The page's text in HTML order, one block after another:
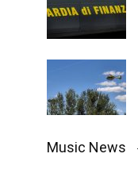
Music News